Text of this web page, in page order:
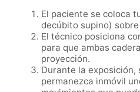
El paciente se coloca
decúbito supino)
El técnico posiciona
para que ambas
proyección.
Durante la exposición,
permanezca inmóvil